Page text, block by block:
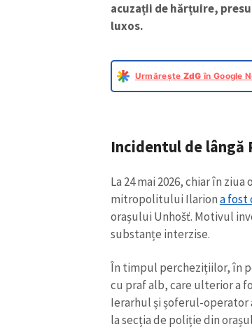
acuzații de hărțuire,
luxos.
Urmărește ZdG în Google
Incidentul de lângă
La 24 mai 2026, chiar în
mitropolitului Ilariona fost
orașului Unhošť. Motivul
substanțe interzise.
În timpul perchezițiilor, în
cu praf alb, care ulterior a
Ierarhul și șoferul-operator
la secția de poliție din